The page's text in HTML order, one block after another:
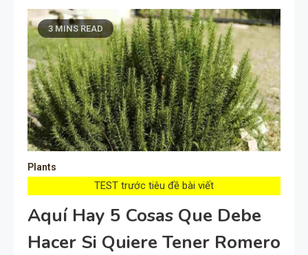
3 MINS READ
Plants
TEST trước tiêu đề bài viết
Aquí Hay 5 Cosas Que Debe
Hacer Si Quiere Tener Romero